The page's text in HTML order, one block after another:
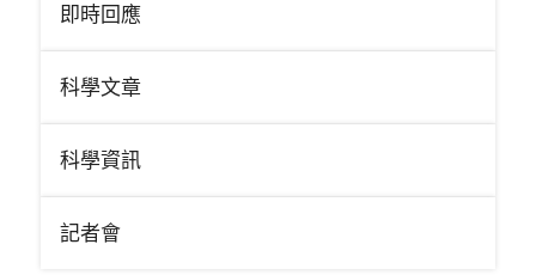
即時回應
科學文章
科學資訊
記者會